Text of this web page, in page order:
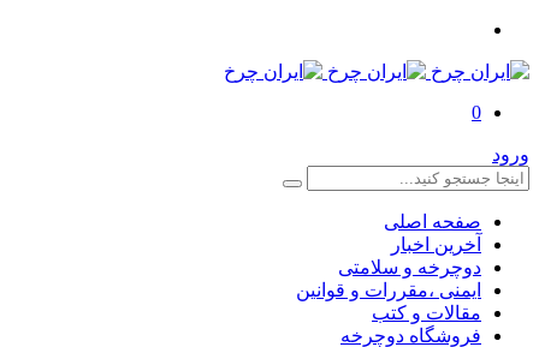
0
ورود
صفحه اصلی
آخرین اخبار
دوچرخه و سلامتی
ایمنی ،مقررات و قوانین
مقالات و کتب
فروشگاه دوچرخه